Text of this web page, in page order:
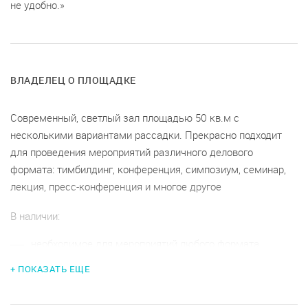
не удобно.
ВЛАДЕЛЕЦ О ПЛОЩАДКЕ
Современный, светлый зал площадью 50 кв.м с
несколькими вариантами рассадки. Прекрасно подходит
для проведения мероприятий различного делового
формата: тимбилдинг, конференция, симпозиум, семинар,
лекция, пресс-конференция и многое другое
В наличии:
+ ПОКАЗАТЬ ЕЩЕ